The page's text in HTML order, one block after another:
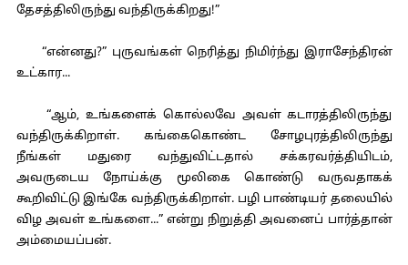
தேசத்திலிருந்து வந்திருக்கிறது!”
“என்னது?” புருவங்கள் நெரித்து நிமிர்ந்து இராசேந்திரன்
உட்கார...
“ஆம், உங்களைக் கொல்லவே அவள் கடாரத்திலிருந்து
வந்திருக்கிறாள். கங்கைகொண்ட சோழபுரத்திலிருந்து
நீங்கள் மதுரை வந்துவிட்டதால் சக்கரவர்த்தியிடம்,
அவருடைய நோய்க்கு மூலிகை கொண்டு வருவதாகக்
கூறிவிட்டு இங்கே வந்திருக்கிறாள். பழி பாண்டியர் தலையில்
விழ அவள் உங்களை...” என்று நிறுத்தி அவனைப் பார்த்தான்
அம்மையப்பன்.